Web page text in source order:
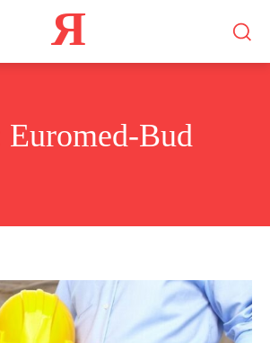
Я
Euromed-Bud